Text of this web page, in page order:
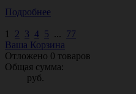
Подробнее
1 2 3 4 5 ... 77
Ваша Корзина
Отложено 0 товаров
Общая сумма:
руб.